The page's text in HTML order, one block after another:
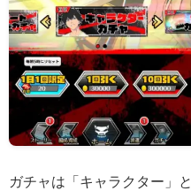
ガチャは「キャラクター」